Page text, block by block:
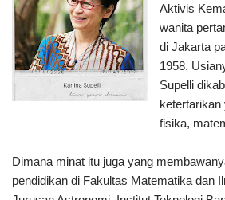
Aktivis
wanita
di Jakarta
1958.
Supelli
ketertarikan
fisika,
Dimana minat itu juga yang
pendidikan di Fakultas Matematika dan